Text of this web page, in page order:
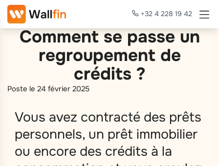
+32 4 228 19 42
Comment se passe un
regroupement de
crédits ?
Poste le 24 février 2025
Vous avez contracté des prêts
personnels, un prêt immobilier
ou encore des crédits à la